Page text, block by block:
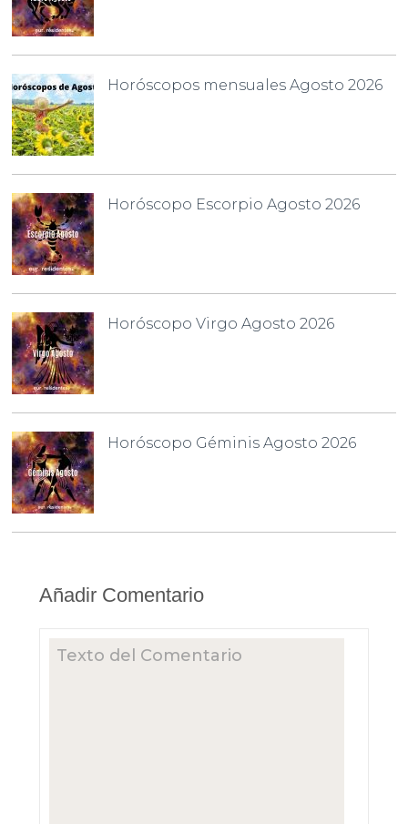
Horóscopos mensuales Agosto 2026
Horóscopo Escorpio Agosto 2026
Horóscopo Virgo Agosto 2026
Horóscopo Géminis Agosto 2026
Añadir Comentario